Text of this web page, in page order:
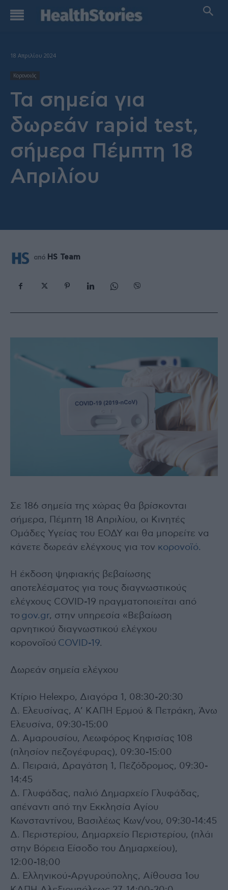
18 Απριλίου 2024
Κορονοιός
Τα σημεία για
δωρεάν rapid test,
σήμερα Πέμπτη 18
Απριλίου
από HS Team
Σε 186 σημεία της χώρας θα βρίσκονται
σήμερα, Πέμπτη 18 Απριλίου, οι Κινητές
Ομάδες Υγείας του ΕΟΔΥ και θα μπορείτε να
κάνετε δωρεάν ελέγχους για τον κορονοϊό.
Η έκδοση ψηφιακής βεβαίωσης
αποτελέσματος για τους διαγνωστικούς
ελέγχους COVID-19 πραγματοποιείται από
το gov.gr, στην υπηρεσία «Βεβαίωση
αρνητικού διαγνωστικού ελέγχου
κορονοϊού COVID-19.
Δωρεάν σημεία ελέγχου
Κτίριο Helexpo, Διαγόρα 1, 08:30-20:30
Δ. Ελευσίνας, Α’ ΚΑΠΗ Ερμού & Πετράκη, Άνω
Ελευσίνα, 09:30-15:00
Δ. Αμαρουσίου, Λεωφόρος Κηφισίας 108
(πλησίον πεζογέφυρας), 09:30-15:00
Δ. Πειραιά, Δραγάτση 1, Πεζόδρομος, 09:30-
14:45
Δ. Γλυφάδας, παλιό Δημαρχείο Γλυφάδας,
απέναντι από την Εκκλησία Αγίου
Κωνσταντίνου, Βασιλέως Κων/νου, 09:30-14:45
Δ. Περιστερίου, Δημαρχείο Περιστερίου, (πλάι
στην Βόρεια Είσοδο του Δημαρχείου),
12:00-18;00
Δ. Ελληνικού-Αργυρούπολης, Αίθουσα 1ου